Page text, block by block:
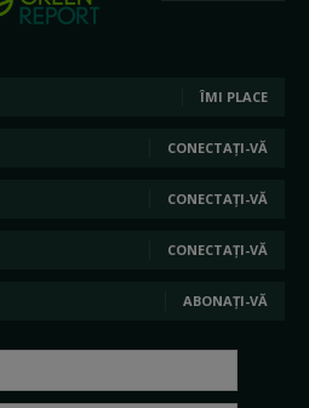
ÎMI PLACE
CONECTAȚI-VĂ
CONECTAȚI-VĂ
CONECTAȚI-VĂ
ABONAȚI-VĂ